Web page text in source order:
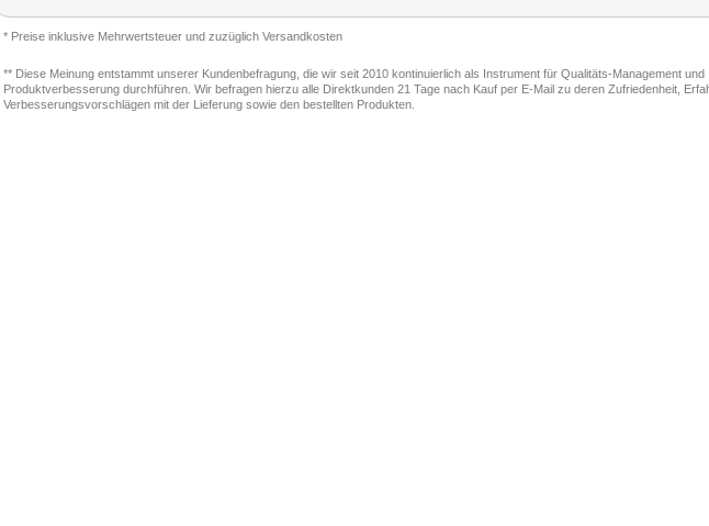
* Preise inklusive Mehrwertsteuer und zuzüglich Versandkosten
** Diese Meinung entstammt unserer Kundenbefragung, die wir seit 2010 kontinuierlich als Instrument für Qualitäts-Management und
Produktverbesserung durchführen. Wir befragen hierzu alle Direktkunden 21 Tage nach Kauf per E-Mail zu deren Zufriedenheit,
Verbesserungsvorschlägen mit der Lieferung sowie den bestellten Produkten.